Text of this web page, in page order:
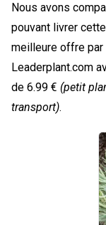
Nous avons
pouvant livrer
meilleure offre par
Leaderplant.com
de 6.99 € (petit
transport).